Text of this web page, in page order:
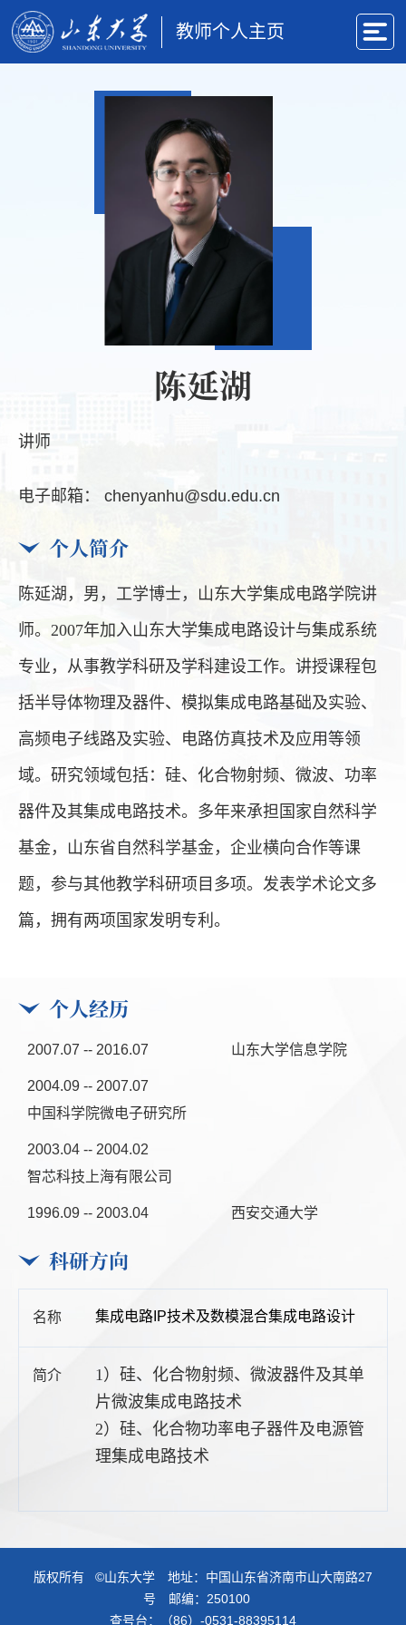
教师个人主页
陈延湖
讲师
电子邮箱： chenyanhu@sdu.edu.cn
个人简介
陈延湖，男，工学博士，山东大学集成电路学院讲
师。2007年加入山东大学集成电路设计与集成系统
专业，从事教学科研及学科建设工作。讲授课程包
括半导体物理及器件、模拟集成电路基础及实验、
高频电子线路及实验、电路仿真技术及应用等领
域。研究领域包括：硅、化合物射频、微波、功率
器件及其集成电路技术。多年来承担国家自然科学
基金，山东省自然科学基金，企业横向合作等课
题，参与其他教学科研项目多项。发表学术论文多
篇，拥有两项国家发明专利。
个人经历
2007.07 -- 2016.07 山东大学信息学院
2004.09 -- 2007.07
中国科学院微电子研究所
2003.04 -- 2004.02
智芯科技上海有限公司
1996.09 -- 2003.04 西安交通大学
科研方向
集成电路IP技术及数模混合集成电路设计
1）硅、化合物射频、微波器件及其单
片微波集成电路技术
2）硅、化合物功率电子器件及电源管
理集成电路技术
版权所有 ©山东大学 地址：中国山东省济南市山大南路27
号 邮编：250100
查号台：（86）-0531-88395114